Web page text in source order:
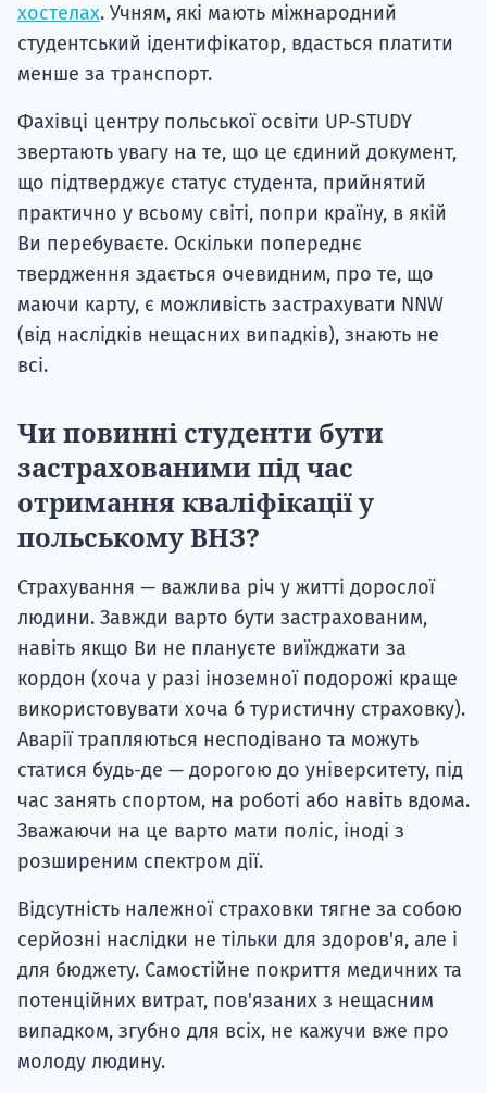
хостелах. Учням, які мають міжнародний
студентський ідентифікатор, вдасться платити
менше за транспорт.
Фахівці центру польської освіти UP-STUDY
звертають увагу на те, що це єдиний документ,
що підтверджує статус студента, прийнятий
практично у всьому світі, попри країну, в якій
Ви перебуваєте. Оскільки попереднє
твердження здається очевидним, про те, що
маючи карту, є можливість застрахувати NNW
(від наслідків нещасних випадків), знають не
всі.
Чи повинні студенти бути
застрахованими під час
отримання кваліфікації у
польському ВНЗ?
Страхування — важлива річ у житті дорослої
людини. Завжди варто бути застрахованим,
навіть якщо Ви не плануєте виїжджати за
кордон (хоча у разі іноземної подорожі краще
використовувати хоча б туристичну страховку).
Аварії трапляються несподівано та можуть
статися будь-де — дорогою до університету, під
час занять спортом, на роботі або навіть вдома.
Зважаючи на це варто мати поліс, іноді з
розширеним спектром дії.
Відсутність належної страховки тягне за собою
серйозні наслідки не тільки для здоров'я, але і
для бюджету. Самостійне покриття медичних та
потенційних витрат, пов'язаних з нещасним
випадком, згубно для всіх, не кажучи вже про
молоду людину.